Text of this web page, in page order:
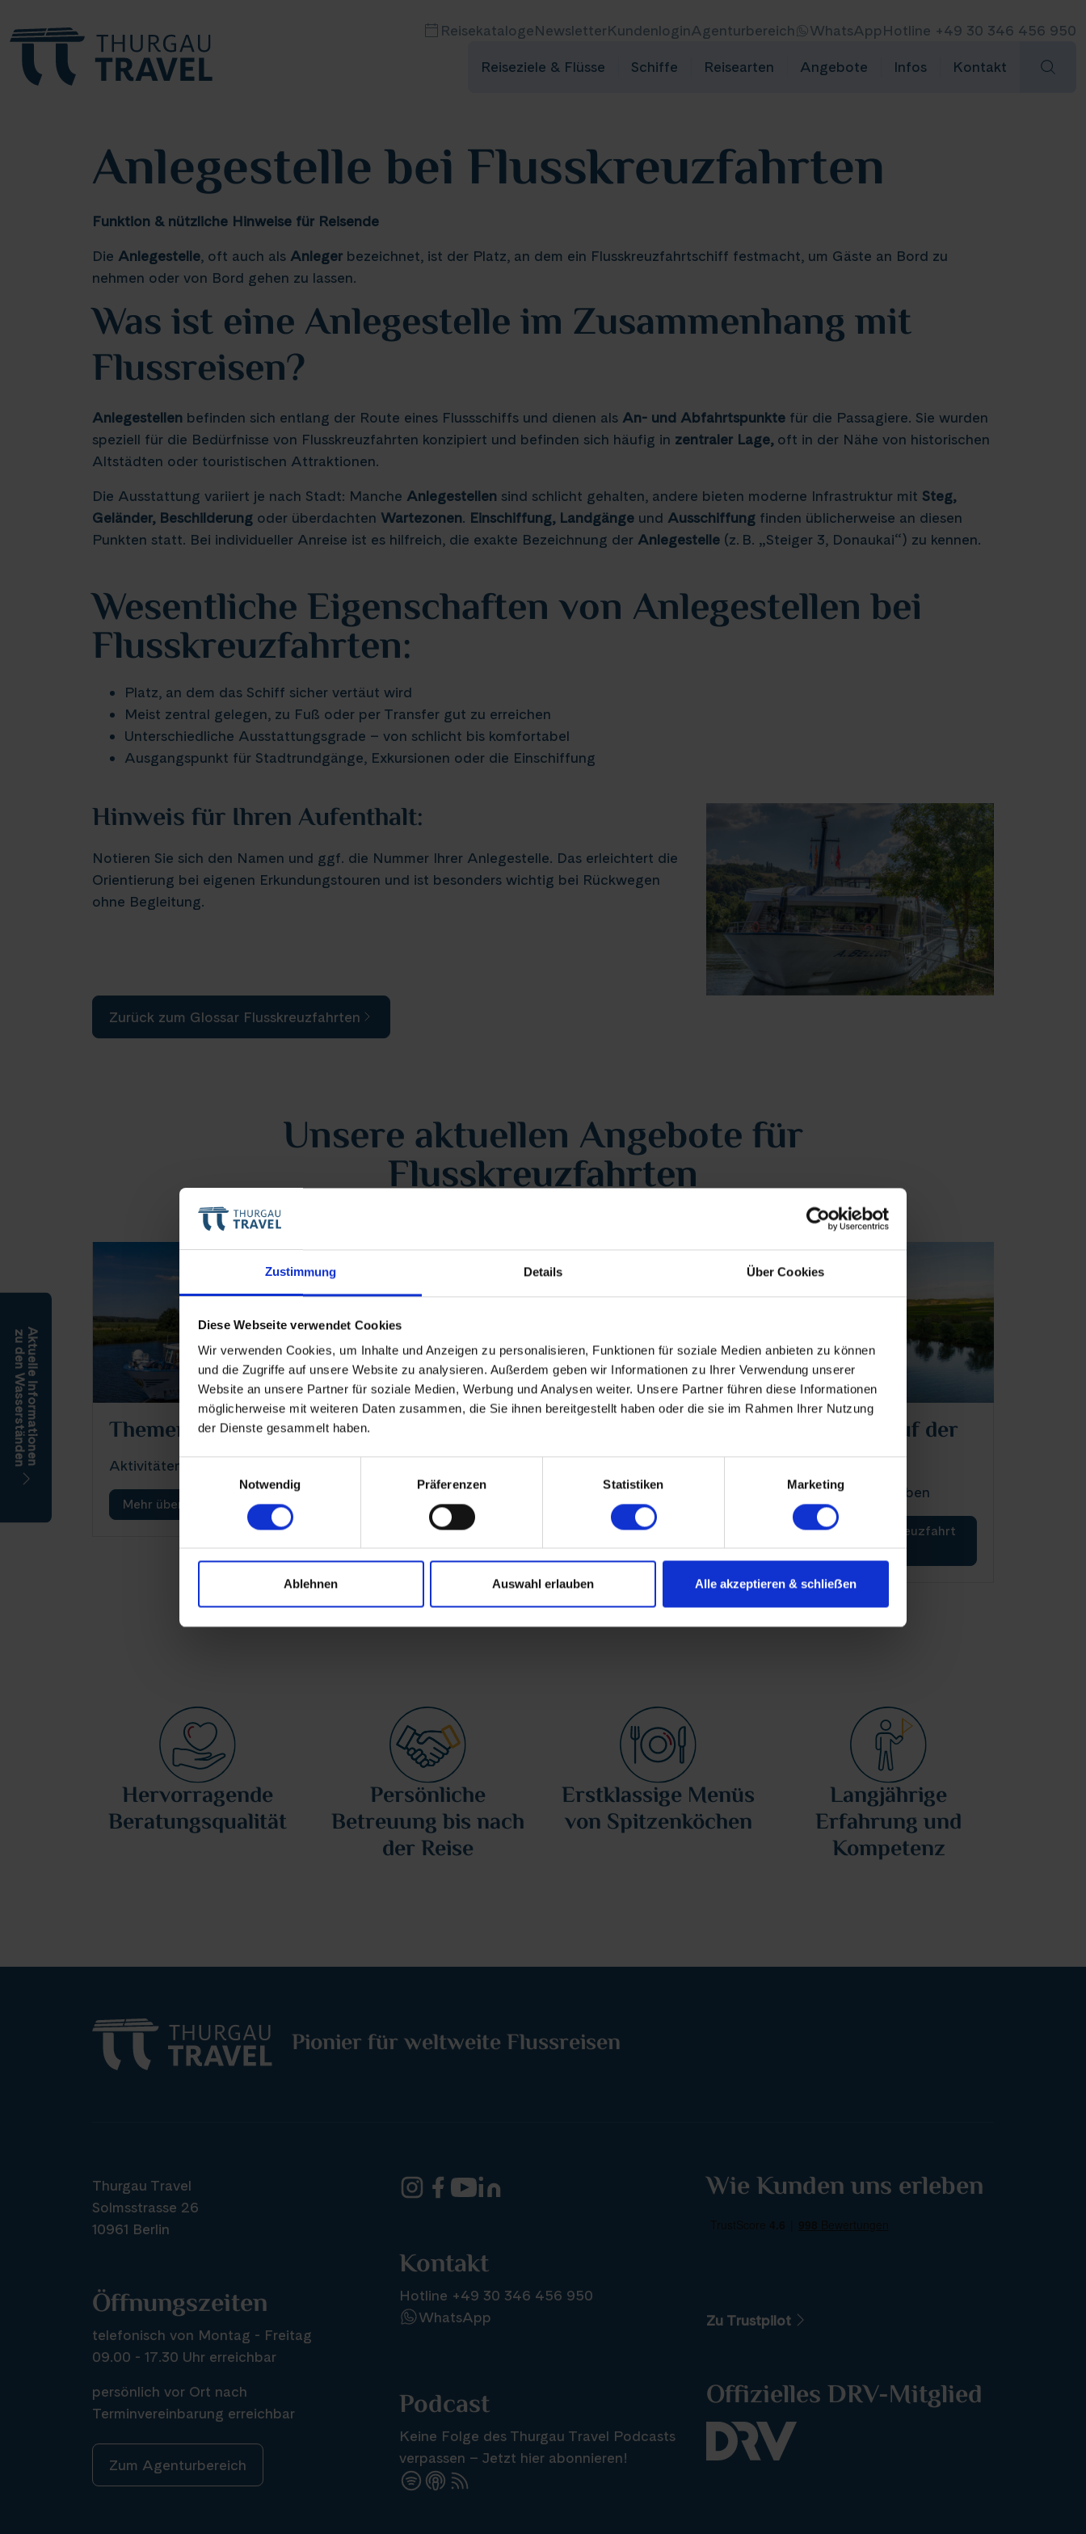
Zustimmung Details Über Cookies
Diese Webseite verwendet Cookies
Wir verwenden Cookies, um Inhalte und Anzeigen zu personalisieren, Funktionen für soziale Medien anbieten zu können
und die Zugriffe auf unsere Website zu analysieren. Außerdem geben wir Informationen zu Ihrer Verwendung unserer
Website an unsere Partner für soziale Medien, Werbung und Analysen weiter. Unsere Partner führen diese Informationen
möglicherweise mit weiteren Daten zusammen, die Sie ihnen bereitgestellt haben oder die sie im Rahmen Ihrer Nutzung
der Dienste gesammelt haben.
Einwilligungsauswahl
Notwendig
Präferenzen Statistiken Marketing
Ablehnen Auswahl erlauben Alle akzeptieren & schlieẞen
Aktuelle Informationen
zu den Wasserständen
ReisekatalogeNewsletterKundenloginAgenturbereich WhatsAppHotline +49 30 346 456 950
Reiseziele & Flüsse Schiffe Reisearten Angebote Infos Kontakt
Anlegestelle bei Flusskreuzfahrten
Funktion & nützliche Hinweise für Reisende
Die Anlegestelle, oft auch als Anleger bezeichnet, ist der Platz, an dem ein Flusskreuzfahrtschiff festmacht, um Gäste an Bord zu
nehmen oder von Bord gehen zu lassen.
Was ist eine Anlegestelle im Zusammenhang mit
Flussreisen?
Anlegestellen befinden sich entlang der Route eines Flussschiffs und dienen als An- und Abfahrtspunkte für die Passagiere. Sie wurden
speziell für die Bedürfnisse von Flusskreuzfahrten konzipiert und befinden sich häufig in zentraler Lage, oft in der Nähe von historischen
Altstädten oder touristischen Attraktionen.
Die Ausstattung variiert je nach Stadt: Manche Anlegestellen sind schlicht gehalten, andere bieten moderne Infrastruktur mit Steg,
Geländer, Beschilderung oder überdachten Wartezonen. Einschiffung, Landgänge und Ausschiffung finden üblicherweise an diesen
Punkten statt. Bei individueller Anreise ist es hilfreich, die exakte Bezeichnung der Anlegestelle (z. B. „Steiger 3, Donaukai“) zu kennen.
Wesentliche Eigenschaften von Anlegestellen bei
Flusskreuzfahrten:
Platz, an dem das Schiff sicher vertäut wird
Meist zentral gelegen, zu Fuß oder per Transfer gut zu erreichen
Unterschiedliche Ausstattungsgrade – von schlicht bis komfortabel
Ausgangspunkt für Stadtrundgänge, Exkursionen oder die Einschiffung
Hinweis für Ihren Aufenthalt:
Notieren Sie sich den Namen und ggf. die Nummer Ihrer Anlegestelle. Das erleichtert die
Orientierung bei eigenen Erkundungstouren und ist besonders wichtig bei Rückwegen
ohne Begleitung.
Zurück zum Glossar Flusskreuzfahrten
Unsere aktuellen Angebote für
Flusskreuzfahrten
Themenreisen
Aktivitäten auf Flusskreuzfahrten
Mehr über Themenreisen erfahren
Deutschland
Deutschland vom Fluss aus erleben!
Mehr erfahren über Flusskreuzfahrten
in Deutschland
Flusskreuzfahrt auf der
Donau
Den einzigartigen Fluss erleben
Mehr erfahren über Flusskreuzfahrt
Donau
Hervorragende
Beratungsqualität
Persönliche
Betreuung bis nach
der Reise
Erstklassige Menüs
von Spitzenköchen
Langjährige
Erfahrung und
Kompetenz
Pionier für weltweite Flussreisen
Thurgau Travel
Solmsstrasse 26
10961 Berlin
Öffnungszeiten
telefonisch von Montag - Freitag
09.00 - 17.30 Uhr erreichbar
persönlich vor Ort nach
Terminvereinbarung erreichbar
Zum Agenturbereich
Kontakt
Hotline +49 30 346 456 950
WhatsApp
Podcast
Keine Folge des Thurgau Travel Podcasts
verpassen – Jetzt hier abonnieren!
Wie Kunden uns erleben
Zu Trustpilot
Offizielles DRV-Mitglied